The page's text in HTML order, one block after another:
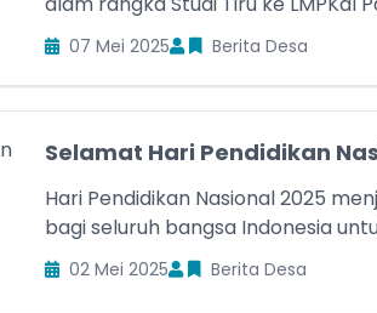
07 Mei 2025 Berita Desa
Selamat Hari Pendidikan
Hari Pendidikan Nasional 2025
bagi seluruh bangsa Indonesia
02 Mei 2025 Berita Desa